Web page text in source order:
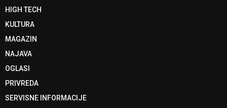
HIGH TECH
KULTURA
MAGAZIN
NAJAVA
OGLASI
PRIVREDA
SERVISNE INFORMACIJE